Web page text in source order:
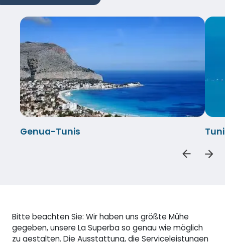
Genua-Tunis
Bitte beachten Sie: Wir haben uns größte Mühe
gegeben, unsere La Superba so genau wie möglich
zu gestalten. Die Ausstattung, die Serviceleistungen